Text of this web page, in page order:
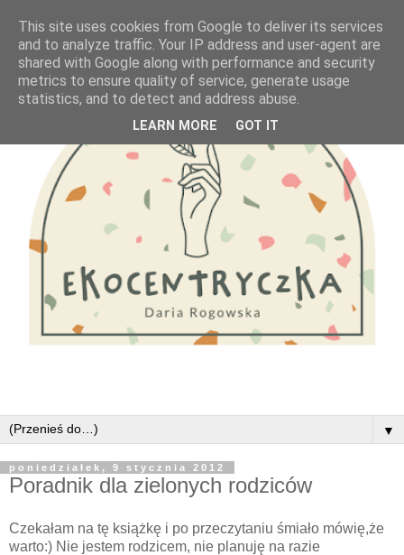
▼
poniedziałek, 9 stycznia 2012
Poradnik dla zielonych rodziców
Czekałam na tę książkę i po przeczytaniu śmiało mówię,że
warto:) Nie jestem rodzicem, nie planuję na razie
This site uses cookies from Google to deliver its services
and to analyze traffic. Your IP address and user-agent are
shared with Google along with performance and security
metrics to ensure quality of service, generate usage
statistics, and to detect and address abuse.
LEARN MORE GOT IT